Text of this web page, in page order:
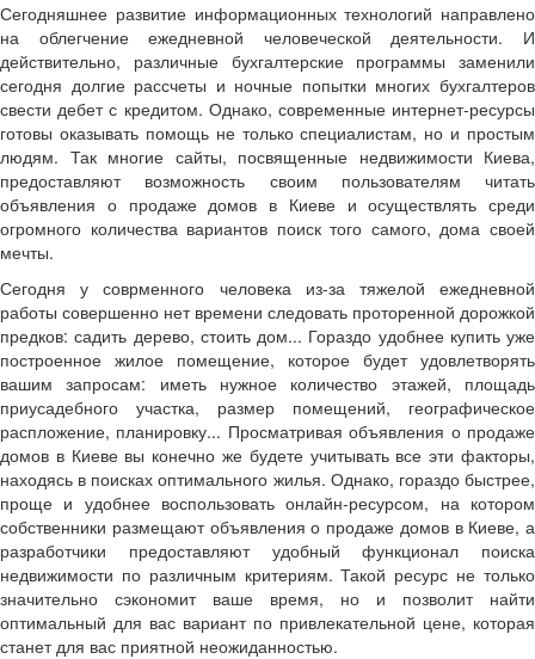
Сегодняшнее развитие информационных технологий направлено
на облегчение ежедневной человеческой деятельности. И
действительно, различные бухгалтерские программы заменили
сегодня долгие рассчеты и ночные попытки многих бухгалтеров
свести дебет с кредитом. Однако, современные интернет-ресурсы
готовы оказывать помощь не только специалистам, но и простым
людям. Так многие сайты, посвященные недвижимости Киева,
предоставляют возможность своим пользователям читать
объявления о продаже домов в Киеве и осуществлять среди
огромного количества вариантов поиск того самого, дома своей
мечты.
Сегодня у соврменного человека из-за тяжелой ежедневной
работы совершенно нет времени следовать проторенной дорожкой
предков: садить дерево, стоить дом... Гораздо удобнее купить уже
построенное жилое помещение, которое будет удовлетворять
вашим запросам: иметь нужное количество этажей, площадь
приусадебного участка, размер помещений, географическое
распложение, планировку... Просматривая объявления о продаже
домов в Киеве вы конечно же будете учитывать все эти факторы,
находясь в поисках оптимального жилья. Однако, гораздо быстрее,
проще и удобнее воспользовать онлайн-ресурсом, на котором
собственники размещают объявления о продаже домов в Киеве, а
разработчики предоставляют удобный функционал поиска
недвижимости по различным критериям. Такой ресурс не только
значительно сэкономит ваше время, но и позволит найти
оптимальный для вас вариант по привлекательной цене, которая
станет для вас приятной неожиданностью.